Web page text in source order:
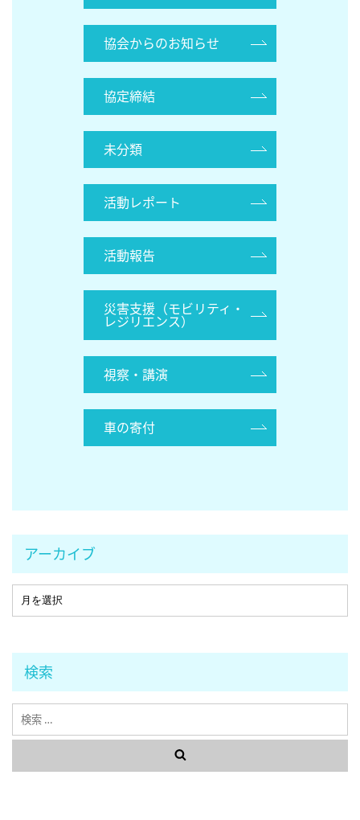
協会からのお知らせ
協定締結
未分類
活動レポート
活動報告
災害支援（モビリティ・
レジリエンス）
視察・講演
車の寄付
アーカイブ
検索
索